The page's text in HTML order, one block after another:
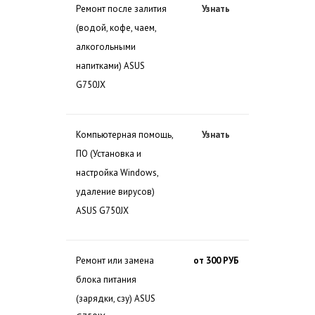
Ремонт после залития
(водой, кофе, чаем,
алкогольными
напитками) ASUS
G750JX
Узнать
Компьютерная помощь,
ПО (Установка и
настройка Windows,
удаление вирусов)
ASUS G750JX
Узнать
Ремонт или замена
блока питания
(зарядки, сзу) ASUS
от 300 РУБ